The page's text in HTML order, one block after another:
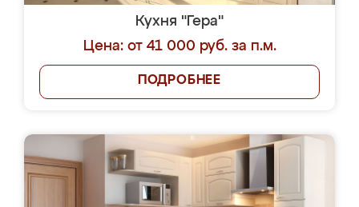
Кухня "Гера"
Цена: от 41 000 руб. за п.м.
ПОДРОБНЕЕ